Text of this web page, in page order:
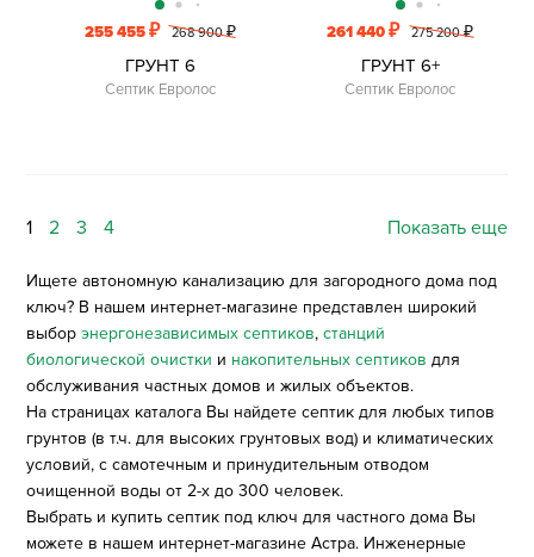
255 455₽ 268 900₽
ГРУНТ 6
Септик Евролос
261 440₽ 275 200₽
ГРУНТ 6+
Септик Евролос
1 2 3 4 Показать еще
Ищете автономную канализацию для загородного дома под
ключ? В нашем интернет-магазине представлен широкий
выборэнергонезависимых септиков,станций
биологической очистки и накопительных септиков для
обслуживания частных домов и жилых объектов.
На страницах каталога Вы найдете септик для любых типов
грунтов (в т.ч. для высоких грунтовых вод) и климатических
условий, с самотечным и принудительным отводом
очищенной воды от 2-х до 300 человек.
Выбрать и купить септик под ключ для частного дома Вы
можете в нашем интернет-магазине Астра. Инженерные